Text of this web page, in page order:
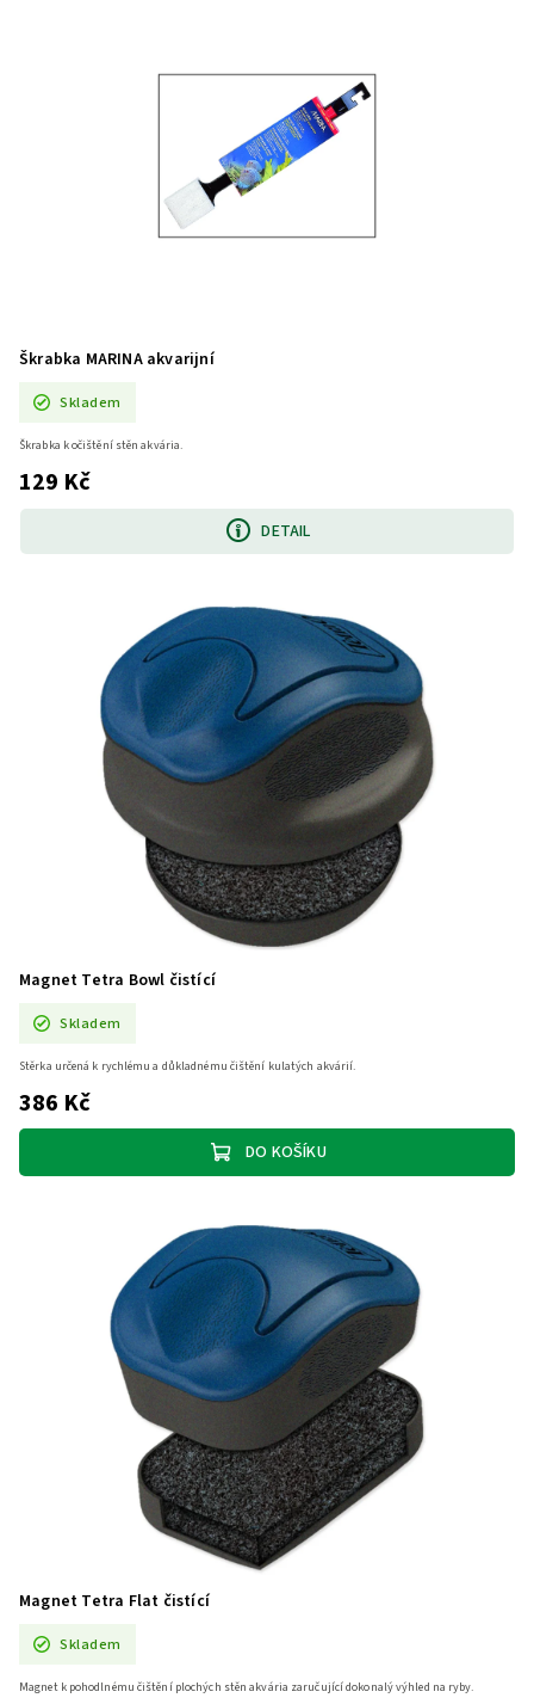
Škrabka MARINA akvarijní
Skladem
129 Kč
DETAIL
Škrabka k očištění stěn akvária.
Magnet Tetra Bowl čistící
Skladem
386 Kč
DO KOŠÍKU
Stěrka určená k rychlému a důkladnému čištění kulatých akvárií.
Magnet Tetra Flat čistící
Skladem
Magnet k pohodlnému čištění plochých stěn akvária zaručující dokonalý výhled na ryby.